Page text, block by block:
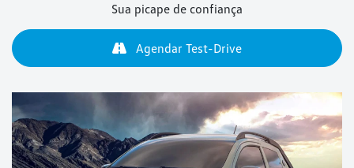
Sua picape de confiança
Agendar Test-Drive